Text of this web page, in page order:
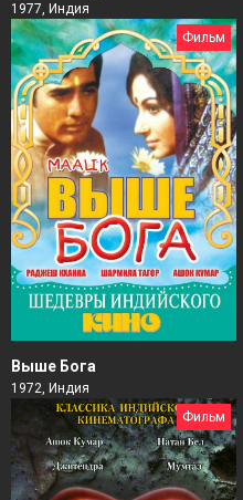
1977, Индия
Фильм
Выше Бога
1972, Индия
Фильм